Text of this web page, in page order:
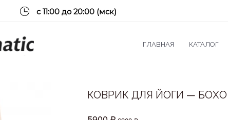
с 11:00 до 20:00 (мск)
ГЛАВНАЯ КАТАЛОГ
КОВРИК ДЛЯ ЙОГИ — БОХО